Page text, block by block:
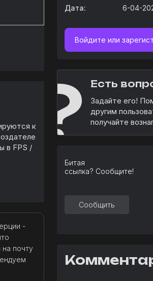
к
в FPS /
-
почту
Дата:
6-04-
Войдите или
? Есть
Задайте его!
другим
получайте
Битая
ссылка? Сообщите!
Сообщить